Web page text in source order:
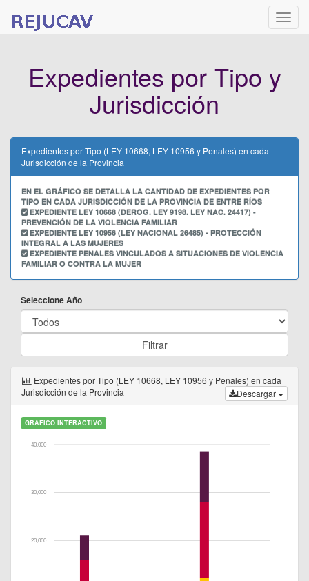
Expedientes por Tipo y
Jurisdicción
Expedientes por Tipo (LEY 10668, LEY 10956 y Penales) en cada
Jurisdicción de la Provincia
EN EL GRÁFICO SE DETALLA LA CANTIDAD DE EXPEDIENTES POR
TIPO EN CADA JURISDICCIÓN DE LA PROVINCIA DE ENTRE RÍOS
EXPEDIENTE LEY 10668 (DEROG. LEY 9198. LEY NAC. 24417) -
PREVENCIÓN DE LA VIOLENCIA FAMILIAR
EXPEDIENTE LEY 10956 (LEY NACIONAL 26485) - PROTECCIÓN
INTEGRAL A LAS MUJERES
EXPEDIENTE PENALES VINCULADOS A SITUACIONES DE VIOLENCIA
FAMILIAR O CONTRA LA MUJER
Seleccione Año
Expedientes por Tipo (LEY 10668, LEY 10956 y Penales) en cada
Jurisdicción de la Provincia
Descargar
GRAFICO INTERACTIVO
20,000
30,000
40,000